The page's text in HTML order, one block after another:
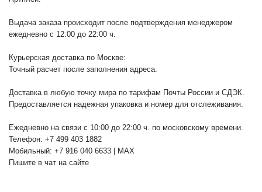
Выдача заказа происходит после подтверждения менеджером
ежедневно с 12:00 до 22:00 ч.
Курьерская доставка по Москве:
Точный расчет после заполнения адреса.
Доставка в любую точку мира по тарифам Почты России и СДЭК.
Предоставляется надежная упаковка и номер для отслеживания.
Ежедневно на связи с 10:00 до 22:00 ч. по московскому времени.
Телефон: +7 499 403 1882
Мобильный: +7 916 040 6633 | MAX
Пишите в чат на сайте